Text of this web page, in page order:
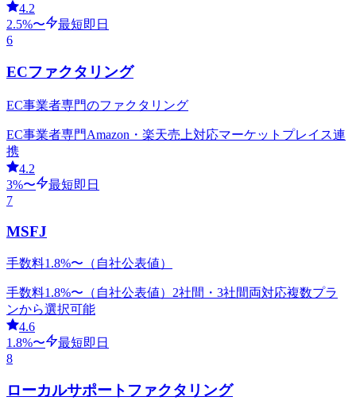
4.2
2.5%〜
最短即日
6
ECファクタリング
EC事業者専門のファクタリング
EC事業者専門Amazon・楽天売上対応マーケットプレイス連
携
4.2
3%〜
最短即日
7
MSFJ
手数料1.8%〜（自社公表値）
手数料1.8%〜（自社公表値） 2社間・3社間両対応複数プラ
ンから選択可能
4.6
1.8%〜
最短即日
8
ローカルサポートファクタリング